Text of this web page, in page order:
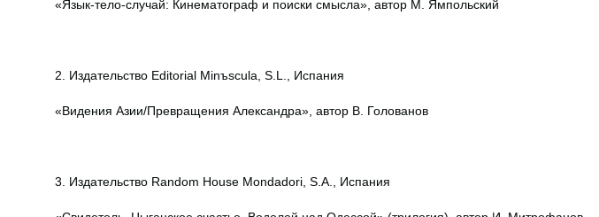
«Язык-тело-случай: Кинематограф и поиски смысла», автор М. Ямпольский
2. Издательство Editorial Minъscula, S.L., Испания
«Видения Азии/Превращения Александра», автор В. Голованов
3. Издательство Random House Mondadori, S.A., Испания